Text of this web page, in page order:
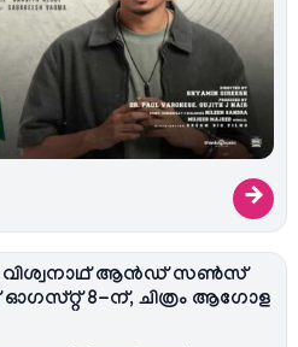
→
വിശ്വനാഥ് ആൻഡ് സൺസ്
ഓഗസ്റ്റ് 8-ന്, ചിത്രം ആഗോള